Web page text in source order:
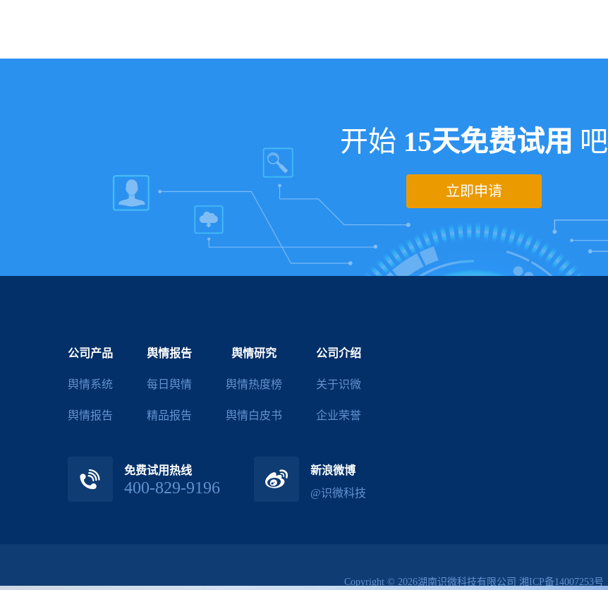
开始 15天免费试用 吧
立即申请
公司产品
舆情系统
舆情报告
舆情报告
每日舆情
精品报告
舆情研究
舆情热度榜
舆情白皮书
公司介绍
关于识微
企业荣誉
免费试用热线
400-829-9196
新浪微博
@识微科技
Copyright © 2026湖南识微科技有限公司 湘ICP备14007253号